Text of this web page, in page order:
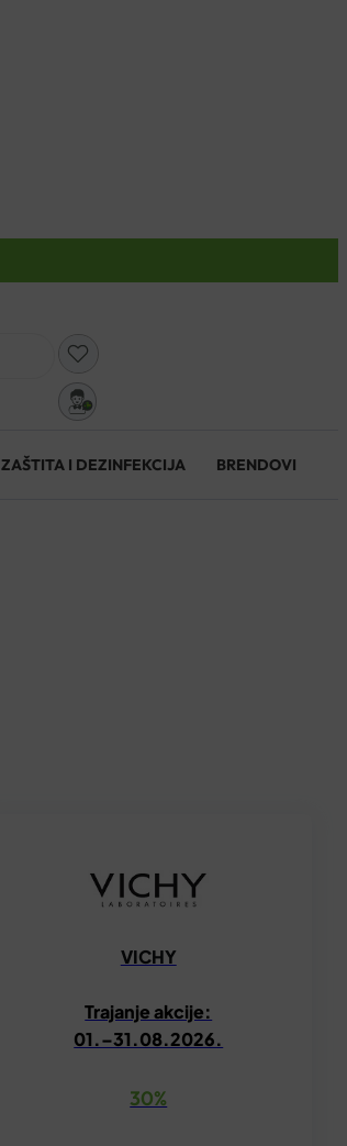
ZAŠTITA I DEZINFEKCIJA BRENDOVI
VICHY
Trajanje akcije:
01.–31.08.2026.
30%